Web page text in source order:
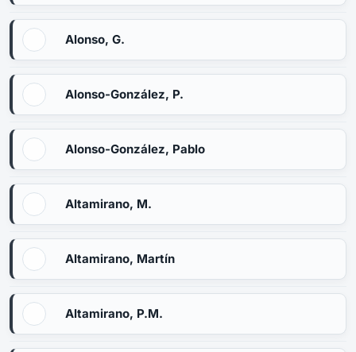
Alonso, G.
Alonso-González, P.
Alonso-González, Pablo
Altamirano, M.
Altamirano, Martín
Altamirano, P.M.